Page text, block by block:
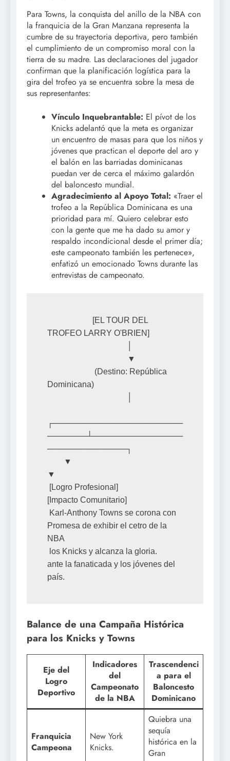
Para Towns, la conquista del anillo de la NBA con
la franquicia de la Gran Manzana representa la
cumbre de su trayectoria deportiva, pero también
el cumplimiento de un compromiso moral con la
tierra de su madre. Las declaraciones del jugador
confirman que la planificación logística para la
gira del trofeo ya se encuentra sobre la mesa de
sus representantes:
Vínculo Inquebrantable: El pívot de los
Knicks adelantó que la meta es organizar
un encuentro de masas para que los niños y
jóvenes que practican el deporte del aro y
el balón en las barriadas dominicanas
puedan ver de cerca el máximo galardón
del baloncesto mundial.
Agradecimiento al Apoyo Total: «Traer el
trofeo a la República Dominicana es una
prioridad para mí. Quiero celebrar esto
con la gente que me ha dado su amor y
respaldo incondicional desde el primer día;
este campeonato también les pertenece»,
enfatizó un emocionado Towns durante las
entrevistas de campeonato.
TROFEO LARRY O'BRIEN]
Dominicana)
┌───────────────────────
───────┴────────────────
──────────────┐
▼
[Impacto Comunitario]
Promesa de exhibir el cetro de la
NBA
ante la fanaticada y los jóvenes del
Balance de una Campaña Histórica
para los Knicks y Towns
Eje del
Logro
Deportivo
Indicadores
del
Campeonato
de la NBA
Trascendenci
a para el
Baloncesto
Dominicano
Franquicia
Campeona
New York
Knicks.
Quiebra una
sequía
histórica en la
Gran